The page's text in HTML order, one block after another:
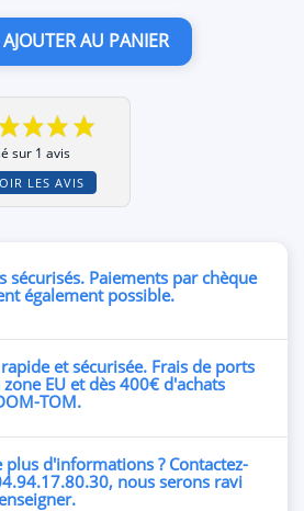
AJOUTER AU PANIER
sur 1 avis
LES AVIS
sécurisés. Paiements par chèque
également possible.
et sécurisée. Frais de ports
EU et dès 400€ d'achats
TOM.
plus d'informations ? Contactez-
nous serons ravi